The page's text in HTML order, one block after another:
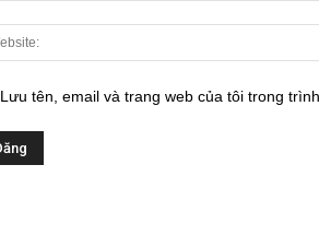
Lưu tên, email và trang web của tôi trong